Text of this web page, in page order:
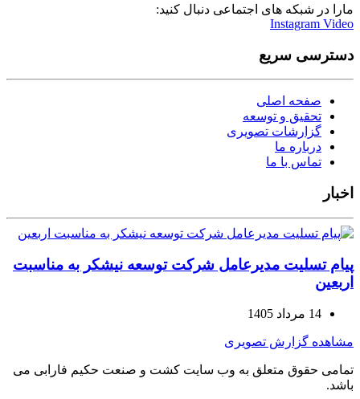
مارا در شبکه های اجتماعی دنبال کنید:
Instagram Video
دسترسی سریع
صفحه اصلی
تحقیق و توسعه
گزارشات تصویری
درباره ما
تماس با ما
اخبار
پیام تسلیت مدیرعامل شرکت توسعه نیشکر به مناسبت
اربعین
14 مرداد 1405
مشاهده گزارش تصویری
تمامی حقوق متعلق به وب سایت کشت و صنعت حکیم فارابی می
باشد.